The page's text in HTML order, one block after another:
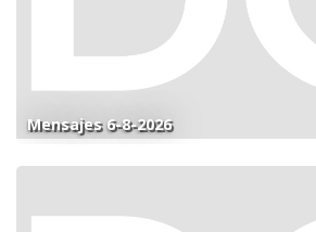
Mensajes 6-8-2026